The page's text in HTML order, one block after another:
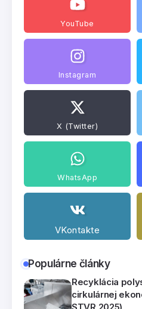
YouTube
Instagram
X (Twitter)
WhatsApp
VKontakte
Populárne články
Recyklácia
cirkulárnej